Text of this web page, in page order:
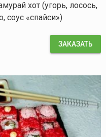
хот (угорь, лосось,
соус «спайси»)
ЗАКАЗАТЬ